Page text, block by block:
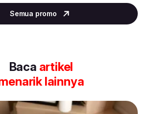
Semua promo
Baca artikel
lainnya